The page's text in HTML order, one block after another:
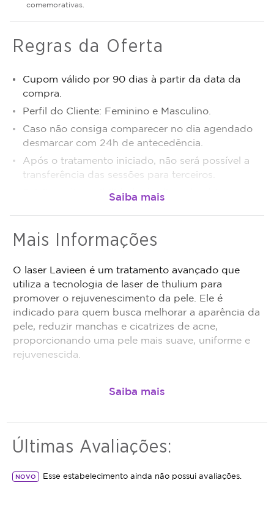
comemorativas.
Regras da Oferta
Cupom válido por 90 dias à partir da data da
compra.
Perfil do Cliente: Feminino e Masculino.
Caso não consiga comparecer no dia agendado
desmarcar com 24h de antecedência.
Após o tratamento iniciado, não será possível a
transferência das sessões para terceiros.
Sujeito a disponibilidade de dias e horários.
Promoção não cumulativa, não haverá troco nem
Antes da realização do procedimento anunciado,
é obrigação do estabelecimento que está
oferecendo o procedimento, fazer uma avaliação
técnica e esclarecer dos benefícios e riscos a
saúde do procedimento. Caso não seja indicação,
o valor adquirido será revertido em crédito para
utilização em outros procedimentos dentro da
Todo cupom comprado possui data de validade,
Mais Informações
O laser Lavieen é um tratamento avançado que
utiliza a tecnologia de laser de thulium para
promover o rejuvenescimento da pele. Ele é
indicado para quem busca melhorar a aparência da
pele, reduzir manchas e cicatrizes de acne,
proporcionando uma pele mais suave, uniforme e
rejuvenescida.
Últimas Avaliações:
NOVO Esse estabelecimento ainda não possui avaliações.